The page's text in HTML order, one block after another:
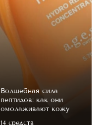
Волшебная сила
пептидов: как они
омолаживают кожу
14 средств